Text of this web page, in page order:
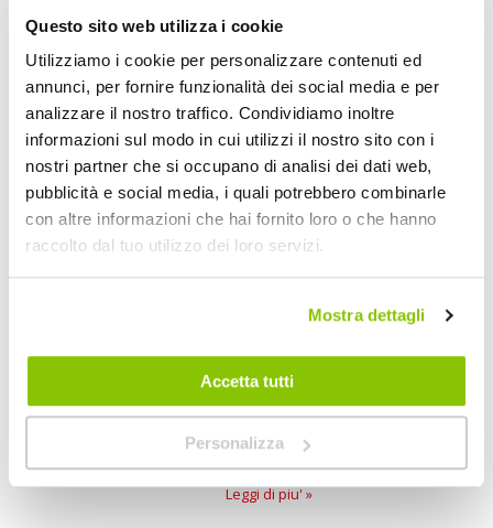
Questo sito web utilizza i cookie
Utilizziamo i cookie per personalizzare contenuti ed
annunci, per fornire funzionalità dei social media e per
analizzare il nostro traffico. Condividiamo inoltre
informazioni sul modo in cui utilizzi il nostro sito con i
nostri partner che si occupano di analisi dei dati web,
pubblicità e social media, i quali potrebbero combinarle
con altre informazioni che hai fornito loro o che hanno
raccolto dal tuo utilizzo dei loro servizi.
Mostra dettagli
Accetta tutti
Personalizza
ALPINESTARS
I nostri consigli
Vogliamo presentarti il nuovo reparto
Leggi di piu' »